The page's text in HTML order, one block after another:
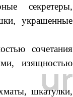
секретеры,
украшенные
сочетания
изящностью
шкатулки,